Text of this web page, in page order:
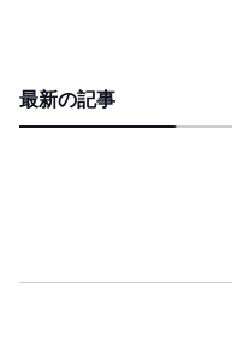
最新の記事